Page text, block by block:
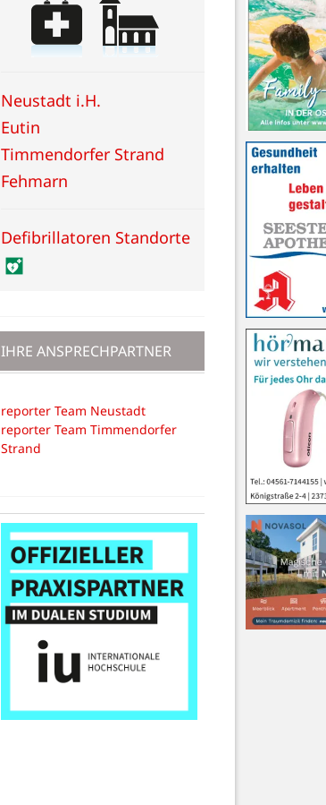
Neustadt i.H.
Eutin
Timmendorfer Strand
Fehmarn
Defibrillatoren Standorte
IHRE ANSPRECHPARTNER
reporter Team Neustadt
reporter Team Timmendorfer
Strand